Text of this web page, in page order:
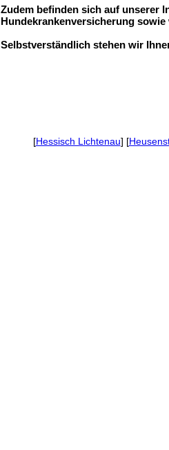
Zudem befinden sich auf unserer
Hundekrankenversicherung
Selbstverständlich stehen wir
[Hessisch Lichtenau] [